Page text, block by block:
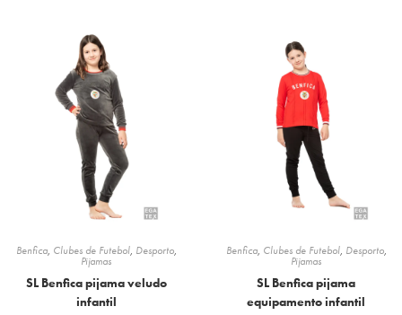
Benfica, Clubes de Futebol, Desporto,
Pijamas
SL Benfica pijama veludo
infantil
Benfica, Clubes de Futebol, Desporto,
Pijamas
SL Benfica pijama
equipamento infantil